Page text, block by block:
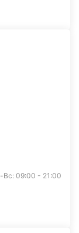
Вс: 09:00 - 21:00